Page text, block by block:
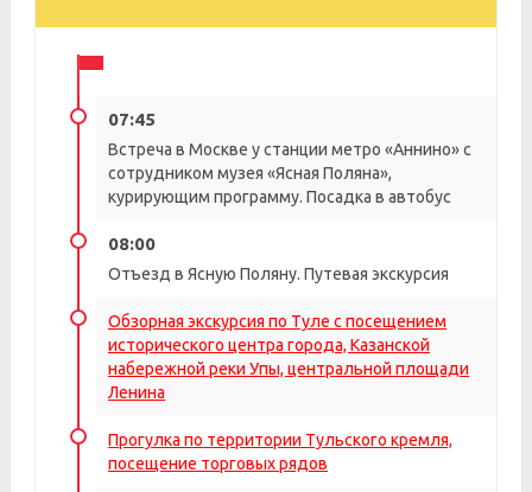
07:45
Встреча в Москве у станции метро «Аннино» с
сотрудником музея «Ясная Поляна»,
курирующим программу. Посадка в автобус
08:00
Отъезд в Ясную Поляну. Путевая экскурсия
Обзорная экскурсия по Туле с посещением
исторического центра города, Казанской
набережной реки Упы, центральной площади
Ленина
Прогулка по территории Тульского кремля,
посещение торговых рядов